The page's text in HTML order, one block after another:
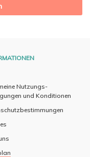
Nutzungs-
und Konditionen